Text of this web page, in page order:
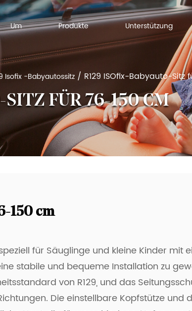
Um Produkte Unterstützung
Isofix -Babyautossitz / R129 ISOfix-Babyauto-Sitz
FÜR 76-150 CM
150 cm
für Säuglinge und kleine Kinder
stabile und bequeme Installation zu
von R129, und das
Die einstellbare Kopfstütze